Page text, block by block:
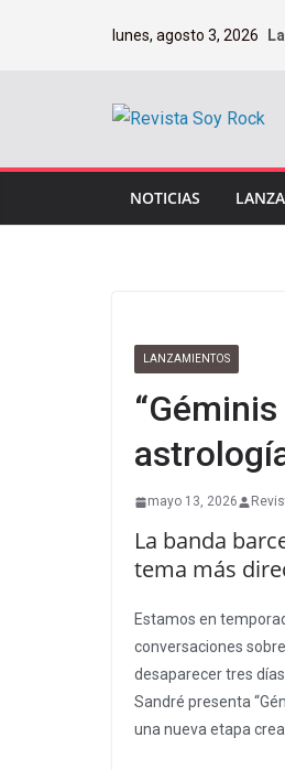
lunes, agosto 3, 2026
NOTICIAS
LANZAMIENTOS
mayo 13, 2026
La banda
tema más
Estamos en
conversaciones
desaparecer tres
Sandré presenta
una nueva etapa